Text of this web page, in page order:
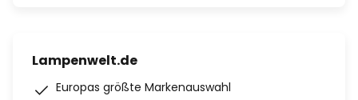
Lampenwelt.de
Europas größte Markenauswahl